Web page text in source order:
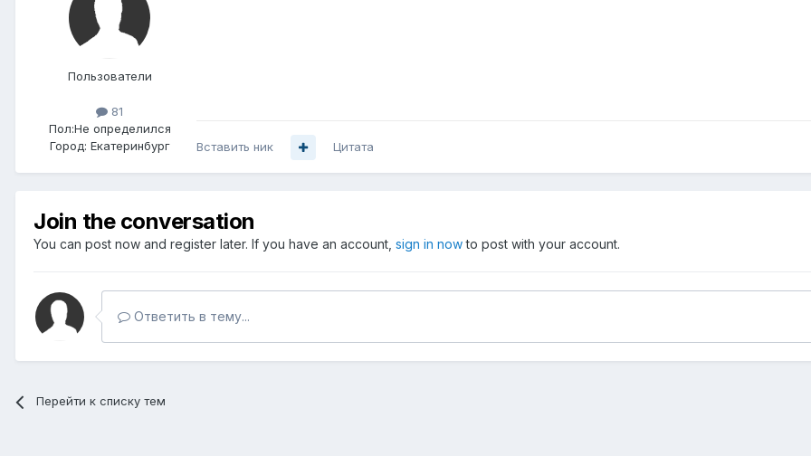
Пользователи
81
Пол:Не определился
Город: Екатеринбург Вставить ник Цитата
Join the conversation
You can post now and register later. If you have an account, sign in nowto post with your account.
Ответить в тему...
Перейти к списку тем